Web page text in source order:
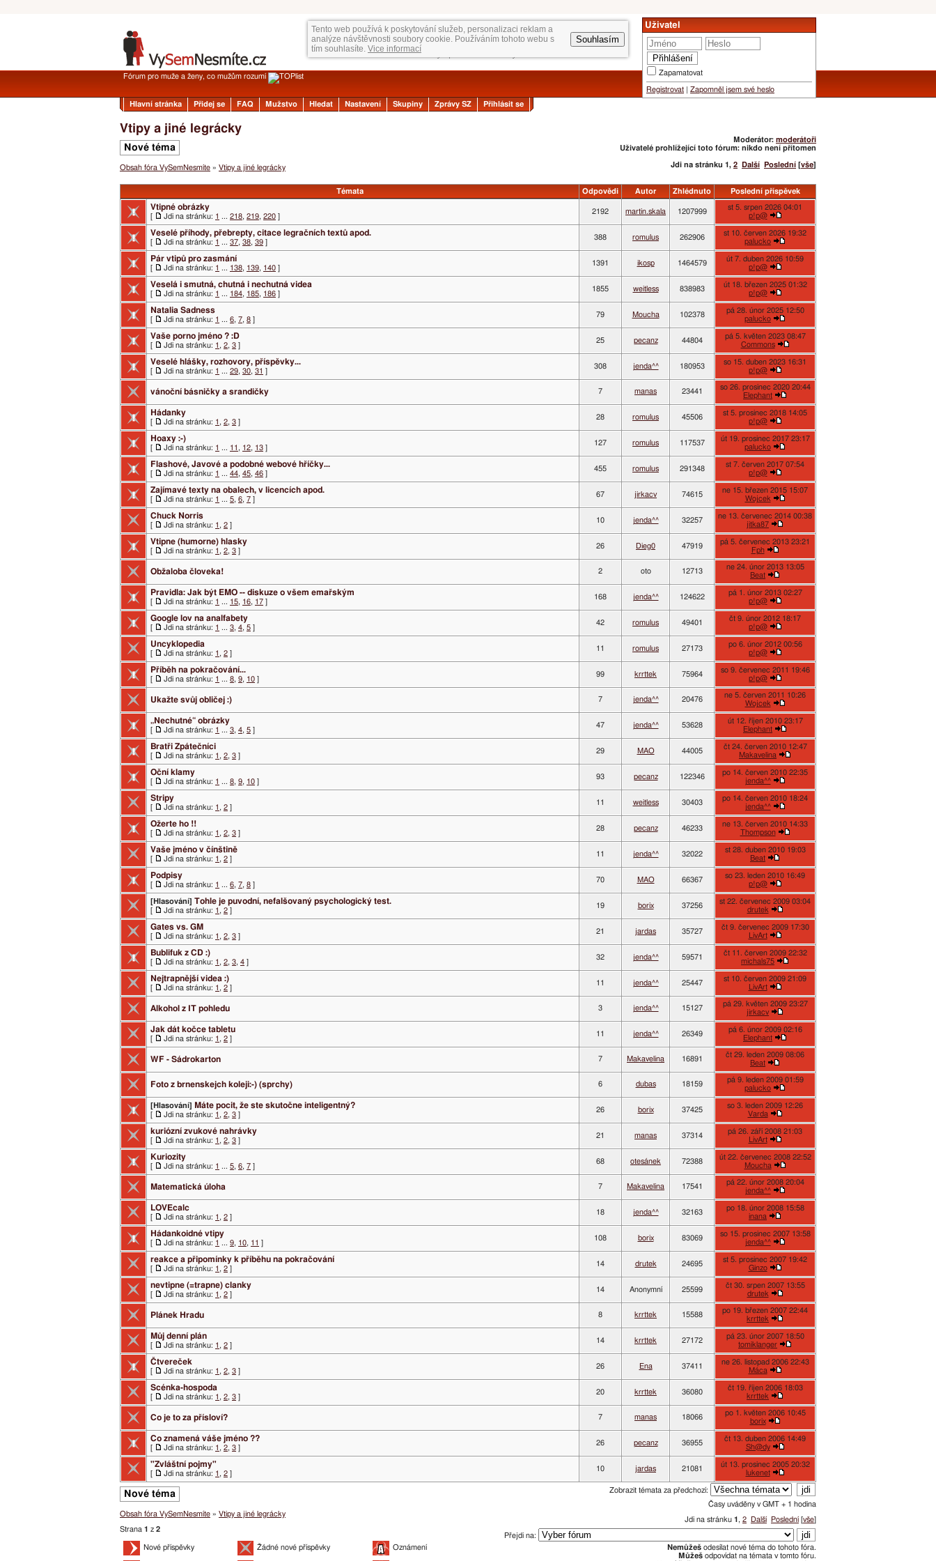
Tento web používá k poskytování služeb, personalizaci reklam a
analýze návštěvnosti soubory cookie. Používáním tohoto webu s
tím souhlasíte. Vice informací
Souhlasím
Uživatel
Zapamatovat
Registrovat Zapomněl jsem své heslo
Fórum pro muže a ženy, co mužům rozumí
Hlavní stránka Přidej se FAQ Mužstvo Hledat Nastavení Skupiny Zprávy SZ Přihlásit se
Vtipy a jiné legrácky
Moderátor: moderátoři
Uživatelé prohlížející toto fórum: nikdo není přítomen
Jdi na stránku 1, 2 Další Poslední [vše]
Nové téma
Obsah fóra VySemNesmíte » Vtipy a jiné legrácky
Témata Odpovědi Autor Zhlédnuto Poslední příspěvek
Vtipné obrázky
[ Jdi na stránku: 1 ... 218, 219, 220 ]
2192 martin.skala 1207999
st 5. srpen 2026 04:01
p!p@
Veselé příhody, přebrepty, citace legračních textů apod.
[ Jdi na stránku: 1 ... 37, 38, 39 ]
388 romulus 262906
st 10. červen 2026 19:32
palucko
Pár vtipů pro zasmání
[ Jdi na stránku: 1 ... 138, 139, 140 ]
1391 ikosp 1464579
út 7. duben 2026 10:59
p!p@
Veselá i smutná, chutná i nechutná videa
[ Jdi na stránku: 1 ... 184, 185, 186 ]
1855 weitless 838983
út 18. březen 2025 01:32
p!p@
Natalia Sadness
[ Jdi na stránku: 1 ... 6, 7, 8 ]
79 Moucha 102378
pá 28. únor 2025 12:50
palucko
Vaše porno jméno ? :D
[ Jdi na stránku: 1 , 2, 3 ]
25 pecanz 44804
pá 5. květen 2023 08:47
Commons
Veselé hlášky, rozhovory, příspěvky...
[ Jdi na stránku: 1 ... 29, 30, 31 ]
308 jenda^^ 180953
so 15. duben 2023 16:31
p!p@
vánoční básničky a srandičky 7 manas 23441
so 26. prosinec 2020 20:44
Elephant
Hádanky
[ Jdi na stránku: 1 , 2, 3 ]
28 romulus 45506
st 5. prosinec 2018 14:05
p!p@
Hoaxy :-)
[ Jdi na stránku: 1 ... 11 , 12, 13 ]
127 romulus 117537
út 19. prosinec 2017 23:17
palucko
Flashové, Javové a podobné webové hříčky...
[ Jdi na stránku: 1 ... 44, 45, 46 ]
455 romulus 291348
st 7. červen 2017 07:54
p!p@
Zajímavé texty na obalech, v licencích apod.
[ Jdi na stránku: 1 ... 5, 6, 7 ]
67 jirkacv 74615
ne 15. březen 2015 15:07
Wojcek
Chuck Norris
[ Jdi na stránku: 1 , 2 ]
10 jenda^^ 32257
ne 13. červenec 2014 00:38
jitka87
Vtipne (humorne) hlasky
[ Jdi na stránku: 1 , 2, 3 ]
26 Dieg0 47919
pá 5. červenec 2013 23:21
Fph
Obžaloba človeka! 2 oto 12713
ne 24. únor 2013 13:05
Beat
Pravidla: Jak být EMO -- diskuze o všem emařským
[ Jdi na stránku: 1 ... 15, 16, 17 ]
168 jenda^^ 124622
pá 1. únor 2013 02:27
p!p@
Google lov na analfabety
[ Jdi na stránku: 1 ... 3, 4, 5 ]
42 romulus 49401
čt 9. únor 2012 18:17
p!p@
Uncyklopedia
[ Jdi na stránku: 1 , 2 ]
11 romulus 27173
po 6. únor 2012 00:56
p!p@
Příběh na pokračování...
[ Jdi na stránku: 1 ... 8, 9, 10 ]
99 krrttek 75964
so 9. červenec 2011 19:46
p!p@
Ukažte svůj obličej :) 7 jenda^^ 20476
ne 5. červen 2011 10:26
Wojcek
„Nechutné“ obrázky
[ Jdi na stránku: 1 ... 3, 4, 5 ]
47 jenda^^ 53628
út 12. říjen 2010 23:17
Elephant
Bratři Zpátečníci
[ Jdi na stránku: 1 , 2, 3 ]
29 MAO 44005
čt 24. červen 2010 12:47
Makavelina
Oční klamy
[ Jdi na stránku: 1 ... 8, 9, 10 ]
93 pecanz 122346
po 14. červen 2010 22:35
jenda^^
Stripy
[ Jdi na stránku: 1 , 2 ]
11 weitless 30403
po 14. červen 2010 18:24
jenda^^
Ožerte ho !!
[ Jdi na stránku: 1 , 2, 3 ]
28 pecanz 46233
ne 13. červen 2010 14:33
Thompson
Vaše jméno v čínštině
[ Jdi na stránku: 1 , 2 ]
11 jenda^^ 32022
st 28. duben 2010 19:03
Beat
Podpisy
[ Jdi na stránku: 1 ... 6, 7, 8 ]
70 MAO 66367
so 23. leden 2010 16:49
p!p@
[Hlasování] Tohle je puvodní, nefalšovaný psychologický test.
[ Jdi na stránku: 1 , 2 ]
19 borix 37256
st 22. červenec 2009 03:04
drutek
Gates vs. GM
[ Jdi na stránku: 1 , 2, 3 ]
21 jardas 35727
čt 9. červenec 2009 17:30
LivArt
Bublifuk z CD :)
[ Jdi na stránku: 1 , 2, 3, 4 ]
32 jenda^^ 59571
čt 11. červen 2009 22:32
michals75
Nejtrapnější videa :)
[ Jdi na stránku: 1 , 2 ]
11 jenda^^ 25447
st 10. červen 2009 21:09
LivArt
Alkohol z IT pohledu 3 jenda^^ 15127
pá 29. květen 2009 23:27
jirkacv
Jak dát kočce tabletu
[ Jdi na stránku: 1 , 2 ]
11 jenda^^ 26349
pá 6. únor 2009 02:16
Elephant
WF - Sádrokarton 7 Makavelina 16891
čt 29. leden 2009 08:06
Beat
Foto z brnenskejch koleji:-) (sprchy) 6 dubas 18159
pá 9. leden 2009 01:59
palucko
[Hlasování] Máte pocit, že ste skutočne inteligentný?
[ Jdi na stránku: 1 , 2, 3 ]
26 borix 37425
so 3. leden 2009 12:26
Varda
kuriózní zvukové nahrávky
[ Jdi na stránku: 1 , 2, 3 ]
21 manas 37314
pá 26. září 2008 21:03
LivArt
Kuriozity
[ Jdi na stránku: 1 ... 5, 6, 7 ]
68 otesánek 72388
út 22. červenec 2008 22:52
Moucha
Matematická úloha 7 Makavelina 17541
pá 22. únor 2008 20:04
jenda^^
LOVEcalc
[ Jdi na stránku: 1 , 2 ]
18 jenda^^ 32163
po 18. únor 2008 15:58
inana
Hádankoidné vtipy
[ Jdi na stránku: 1 ... 9, 10, 11 ]
108 borix 83069
so 15. prosinec 2007 13:58
jenda^^
reakce a připomínky k příběhu na pokračování
[ Jdi na stránku: 1 , 2 ]
14 drutek 24695
st 5. prosinec 2007 19:42
Ginzo
nevtipne (=trapne) clanky
[ Jdi na stránku: 1 , 2 ]
14 Anonymní 25599
čt 30. srpen 2007 13:55
drutek
Plánek Hradu 8 krrttek 15588
po 19. březen 2007 22:44
krrttek
Můj denní plán
[ Jdi na stránku: 1 , 2 ]
14 krrttek 27172
pá 23. únor 2007 18:50
tomiklanger
Čtvereček
[ Jdi na stránku: 1 , 2, 3 ]
26 Ena 37411
ne 26. listopad 2006 22:43
Máca
Scénka-hospoda
[ Jdi na stránku: 1 , 2, 3 ]
20 krrttek 36080
čt 19. říjen 2006 18:03
krrttek
Co je to za přísloví? 7 manas 18066
po 1. květen 2006 10:45
borix
Co znamená váše jméno ??
[ Jdi na stránku: 1 , 2, 3 ]
26 pecanz 36955
čt 13. duben 2006 14:49
Sh@dy
"Zvláštní pojmy"
[ Jdi na stránku: 1 , 2 ]
10 jardas 21081
út 13. prosinec 2005 20:32
lukenet
Zobrazit témata za předchozí:
Časy uváděny v GMT + 1 hodina
Jdi na stránku 1 , 2 Další Poslední [vše]
Přejdi na:
Nemůžeš odesílat nové téma do tohoto fóra.
Můžeš odpovídat na témata v tomto fóru.
Nové téma
Obsah fóra VySemNesmíte » Vtipy a jiné legrácky
Strana 1 z 2
Nové příspěvky Žádné nové příspěvky Oznámení